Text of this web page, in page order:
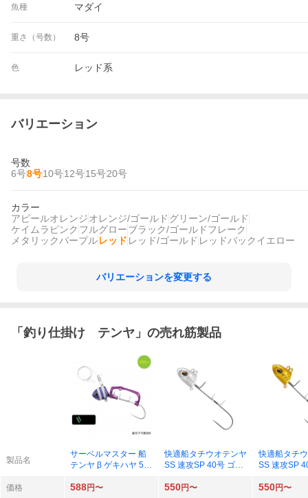
魚種 マダイ
重さ（号数） 8号
色 レッド系
バリエーション
号数
6号8号10号12号15号20号
カラー
アピールオレンジオレンジ/ゴールド グリーン/ゴールド
ケイムラピンク フルグローブラック/ゴールドフレーク
メタリックパープルレッド レッド/ゴールド レッドバックイエロー
バリエーションを変更する
「 釣り仕掛け テンヤ 」の売れ筋製品
製品名
サーベルマスター 船
テンヤ β ゲキハヤ 50
快適船タチウオテンヤ
SS 速攻SP 40号 ゴー
快適船タチ
SS 速攻SP
価格
588円〜 550円〜 550円〜